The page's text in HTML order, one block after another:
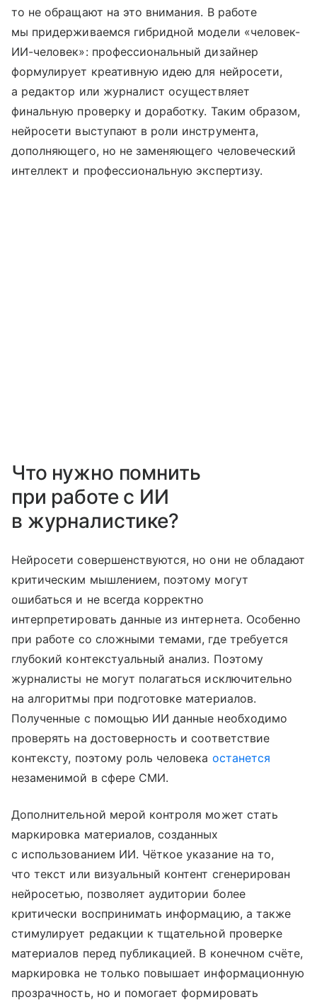
то не обращают на это внимания. В работе
мы придерживаемся гибридной модели «человек-
ИИ-человек»: профессиональный дизайнер
формулирует креативную идею для нейросети,
а редактор или журналист осуществляет
финальную проверку и доработку. Таким образом,
нейросети выступают в роли инструмента,
дополняющего, но не заменяющего человеческий
интеллект и профессиональную экспертизу.
Что нужно помнить
при работе с ИИ
в журналистике?
Нейросети совершенствуются, но они не обладают
критическим мышлением, поэтому могут
ошибаться и не всегда корректно
интерпретировать данные из интернета. Особенно
при работе со сложными темами, где требуется
глубокий контекстуальный анализ. Поэтому
журналисты не могут полагаться исключительно
на алгоритмы при подготовке материалов.
Полученные с помощью ИИ данные необходимо
проверять на достоверность и соответствие
контексту, поэтому роль человека останется
незаменимой в сфере СМИ.
Дополнительной мерой контроля может стать
маркировка материалов, созданных
с использованием ИИ. Чёткое указание на то,
что текст или визуальный контент сгенерирован
нейросетью, позволяет аудитории более
критически воспринимать информацию, а также
стимулирует редакции к тщательной проверке
материалов перед публикацией. В конечном счёте,
маркировка не только повышает информационную
прозрачность, но и помогает формировать